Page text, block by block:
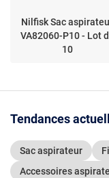
Nilfisk Sac
VA82060-P10 - Lot
10
Tendances
Sac aspirateur
Accessoires